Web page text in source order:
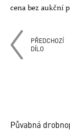
cena bez aukční
PŘEDCHOZÍ
DÍLO
Půvabná